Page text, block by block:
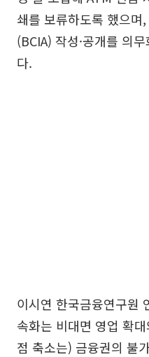
쇄를 보류하도록 했으며
(BCIA) 작성·공개를 의
다.
이시연 한국금융연구원
속화는 비대면 영업 확
점 축소는) 금융권의 불